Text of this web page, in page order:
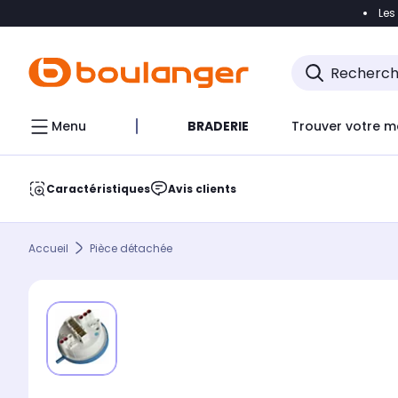
Accéder
Menu BRADERIE Trouver votre
Caractéristiques Avis clients
Accueil Pièce détachée